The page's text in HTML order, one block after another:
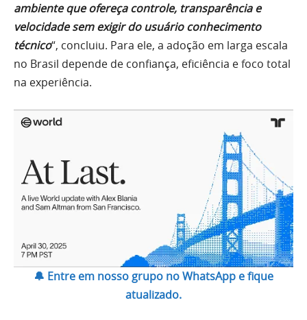
ambiente que ofereça controle, transparência e
velocidade sem exigir do usuário conhecimento
técnico“, concluiu. Para ele, a adoção em larga escala
no Brasil depende de confiança, eficiência e foco total
na experiência.
🔔 Entre em nosso grupo no WhatsApp e fique
atualizado.